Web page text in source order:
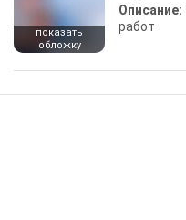
показать
обложку
Описание:
работ